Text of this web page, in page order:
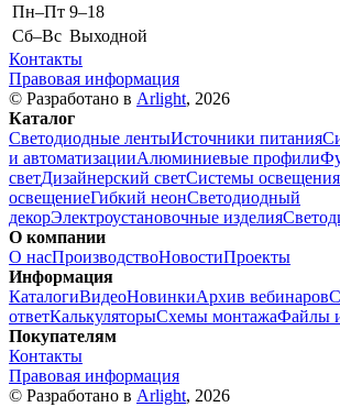
Пн–Пт 9–18
Cб–Вс Выходной
Контакты
Правовая информация
© Разработано в Arlight, 2026
Каталог
Светодиодные лентыИсточники питания
и автоматизацииАлюминиевые профили
светДизайнерский светСистемы освещения
освещениеГибкий неонСветодиодный
декорЭлектроустановочные изделия
О компании
О насПроизводствоНовостиПроекты
Информация
КаталогиВидеоНовинкиАрхив вебинаров
ответКалькуляторыСхемы монтажаФайлы
Покупателям
Контакты
Правовая информация
© Разработано в Arlight, 2026